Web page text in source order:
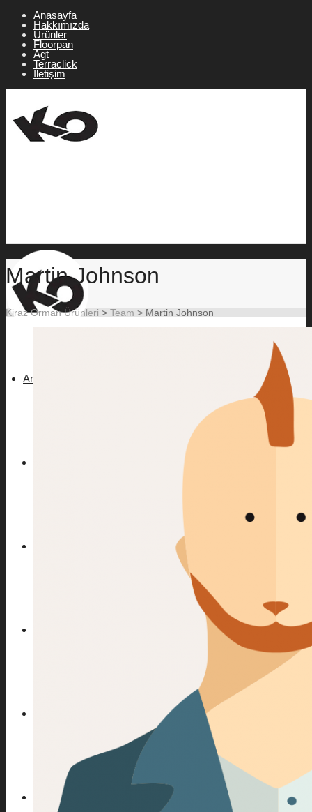
Anasayfa
Hakkımızda
Ürünler
Floorpan
Agt
Terraclick
İletişim
Anasayfa
Terraclick
Martin Johnson
Kiraz Orman Ürünleri > Team > Martin Johnson